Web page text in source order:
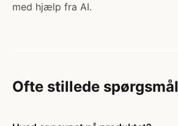
med hjælp fra AI.
Ofte stillede spørgsmål